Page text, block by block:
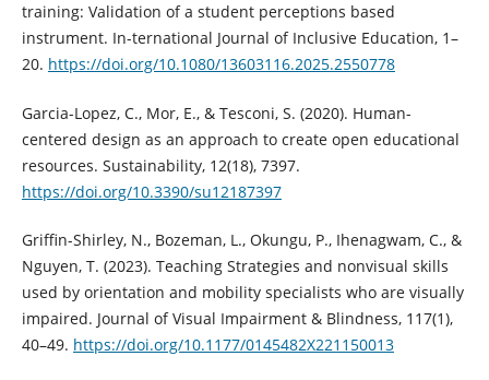
training: Validation of a student perceptions based
instrument. In-ternational Journal of Inclusive Education, 1–
20. https://doi.org/10.1080/13603116.2025.2550778
Garcia-Lopez, C., Mor, E., & Tesconi, S. (2020). Human-
centered design as an approach to create open educational
resources. Sustainability, 12(18), 7397.
https://doi.org/10.3390/su12187397
Griffin-Shirley, N., Bozeman, L., Okungu, P., Ihenagwam, C., &
Nguyen, T. (2023). Teaching Strategies and nonvisual skills
used by orientation and mobility specialists who are visually
impaired. Journal of Visual Impairment & Blindness, 117(1),
40–49. https://doi.org/10.1177/0145482X221150013